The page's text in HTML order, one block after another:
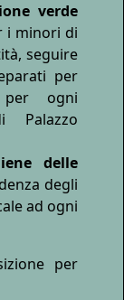
verde
i minori di
seguire
per
per ogni
Palazzo
delle
degli
ad ogni
per